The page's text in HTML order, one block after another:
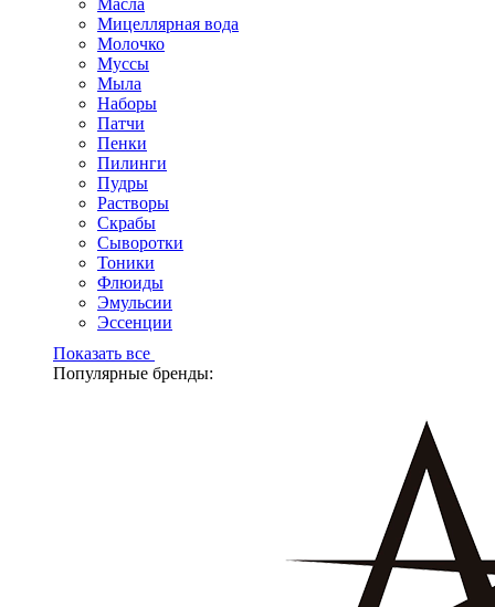
Масла
Мицеллярная вода
Молочко
Муссы
Мыла
Наборы
Патчи
Пенки
Пилинги
Пудры
Растворы
Скрабы
Сыворотки
Тоники
Флюиды
Эмульсии
Эссенции
Показать все
Популярные бренды: